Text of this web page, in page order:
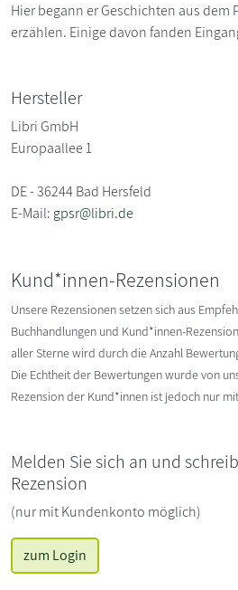
Hier begann er Geschichten aus
erzählen. Einige davon fanden
Hersteller
Libri GmbH
Europaallee 1
DE - 36244 Bad Hersfeld
E-Mail: gpsr@libri.de
Kund*innen-Rezensionen
Unsere Rezensionen setzen sich aus
Buchhandlungen und Kund*innen-
aller Sterne wird durch die Anzahl
Die Echtheit der Bewertungen wurde von
Rezension der Kund*innen ist jedoch nur
Melden Sie sich an und
Rezension
(nur mit Kundenkonto möglich)
zum Login